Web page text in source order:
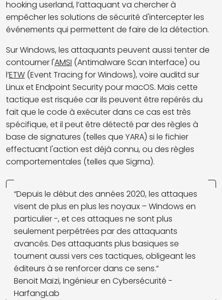
hooking userland, l’attaquant va chercher à
empêcher les solutions de sécurité d'intercepter les
événements qui permettent de faire de la détection.
Sur Windows, les attaquants peuvent aussi tenter de
contourner l'AMSI (Antimalware Scan Interface) ou
l’ETW (Event Tracing for Windows), voire auditd sur
Linux et Endpoint Security pour macOS. Mais cette
tactique est risquée car ils peuvent être repérés du
fait que le code à exécuter dans ce cas est très
spécifique, et il peut être détecté par des règles à
base de signatures (telles que YARA) si le fichier
effectuant l'action est déjà connu, ou des règles
comportementales (telles que Sigma).
“Depuis le début des années 2020, les attaques
visent de plus en plus les noyaux – Windows en
particulier -, et ces attaques ne sont plus
seulement perpétrées par des attaquants
avancés. Des attaquants plus basiques se
tournent aussi vers ces tactiques, obligeant les
éditeurs à se renforcer dans ce sens.”
Benoit Maïzi, Ingénieur en Cybersécurité -
HarfangLab